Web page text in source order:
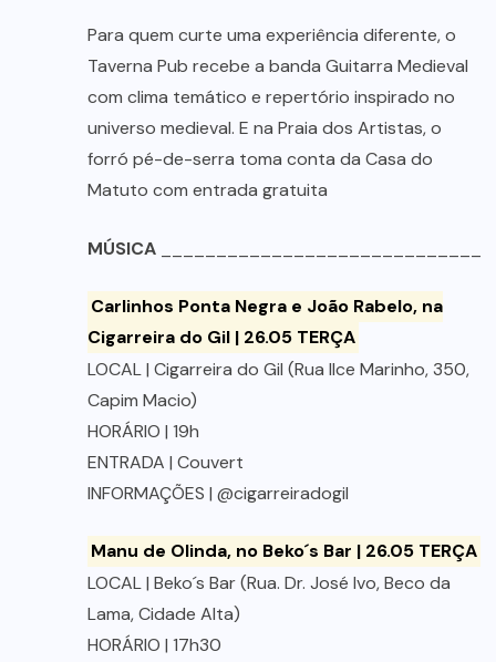
Para quem curte uma experiência diferente, o
Taverna Pub recebe a banda Guitarra Medieval
com clima temático e repertório inspirado no
universo medieval. E na Praia dos Artistas, o
forró pé-de-serra toma conta da Casa do
Matuto com entrada gratuita
MÚSICA
Carlinhos Ponta Negra e João Rabelo, na
Cigarreira do Gil | 26.05 TERÇA
LOCAL | Cigarreira do Gil (Rua Ilce Marinho, 350,
Capim Macio)
HORÁRIO | 19h
ENTRADA | Couvert
INFORMAÇÕES | @cigarreiradogil
Manu de Olinda, no Beko´s Bar | 26.05 TERÇA
LOCAL | Beko´s Bar (Rua. Dr. José Ivo, Beco da
Lama, Cidade Alta)
HORÁRIO | 17h30